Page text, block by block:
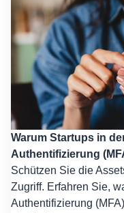
Warum Startups in
Authentifizierung
Schützen Sie die
Zugriff. Erfahren Sie,
Authentifizierung